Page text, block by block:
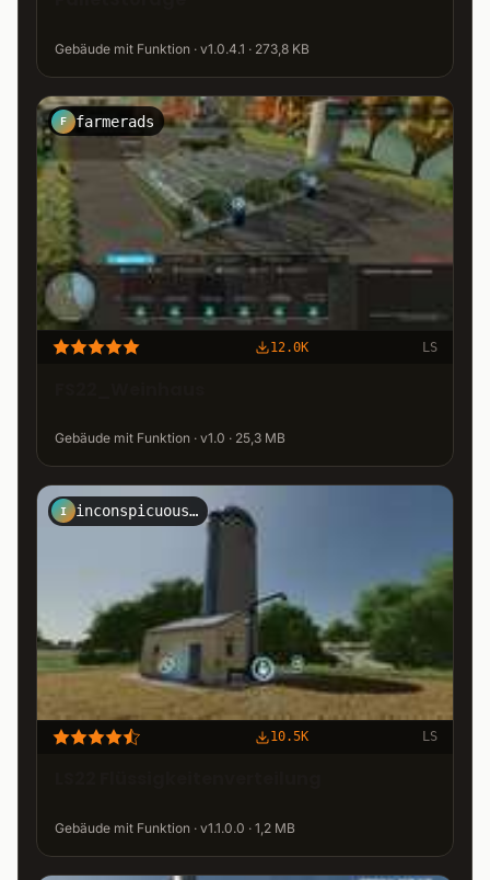
Gebäude mit Funktion · v1.0.4.1 · 273,8 KB
F farmerads
12.0K LS
Gebäude mit Funktion · v1.0 · 25,3 MB
I inconspicuously
10.5K LS
Gebäude mit Funktion · v1.1.0.0 · 1,2 MB